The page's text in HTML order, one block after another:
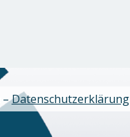
–Datenschutzerklärung